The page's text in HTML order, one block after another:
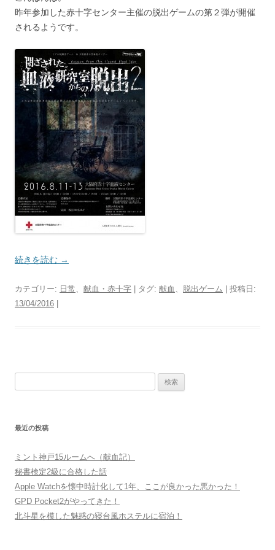
昨年参加した赤十字センター主催の脱出ゲームの第２弾が開催
されるようです。
続きを読む →
カテゴリー: 日常、 献血・赤十字 | タグ: 献血 、 脱出ゲーム | 投稿日:
13/04/2016
最近の投稿
ミント神戸15ルームへ（献血記）
秘書検定2級に合格した話
Apple Watchを懐中時計化して1年、ここが良かった悪かった！
GPD Pocket2がやってきた！
北斗星を模した魅惑の寝台風ホステルに宿泊！